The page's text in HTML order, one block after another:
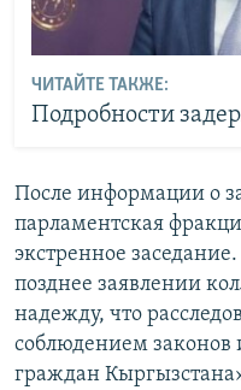
ЧИТАЙТЕ ТАКЖЕ:
Подробности
После информации о
парламентская
экстренное
позднее заявлении
надежду, что
соблюдением законов
граждан